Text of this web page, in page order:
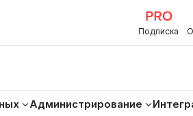
Подписка
Администрирование